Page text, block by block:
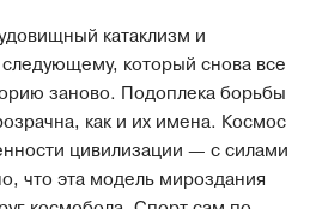
катаклизм и
который снова все
заново. Подоплека борьбы
как и их имена. Космос
цивилизации — с силами
что эта модель мироздания